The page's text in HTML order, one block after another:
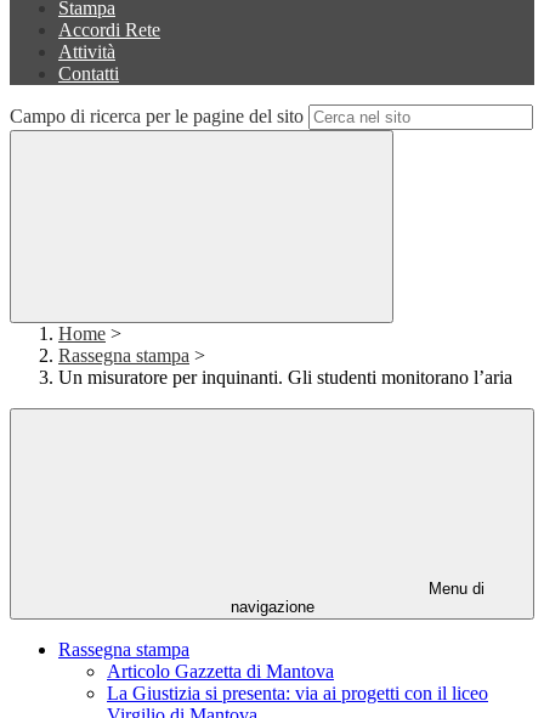
Stampa
Accordi Rete
Attività
Contatti
Campo di ricerca per le pagine del sito
Home >
Rassegna stampa >
Un misuratore per inquinanti. Gli studenti monitorano l’aria
Menu di
navigazione
Rassegna stampa
Articolo Gazzetta di Mantova
La Giustizia si presenta: via ai progetti con il liceo